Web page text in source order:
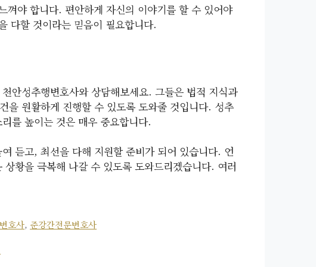
껴야 합니다. 편안하게 자신의 이야기를 할 수 있어야
다할 것이라는 믿음이 필요합니다.
안성추행변호사와 상담해보세요. 그들은 법적 지식과
을 원활하게 진행할 수 있도록 도와줄 것입니다. 성추
를 높이는 것은 매우 중요합니다.
듣고, 최선을 다해 지원할 준비가 되어 있습니다. 언
황을 극복해 나갈 수 있도록 도와드리겠습니다. 여러
호사, 준강간전문변호사